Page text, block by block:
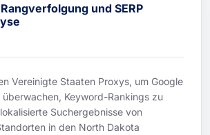
Rangverfolgung und SERP
Vereinigte Staaten Proxys, um Google
überwachen, Keyword-Rankings zu
Suchergebnisse von
in den North Dakota